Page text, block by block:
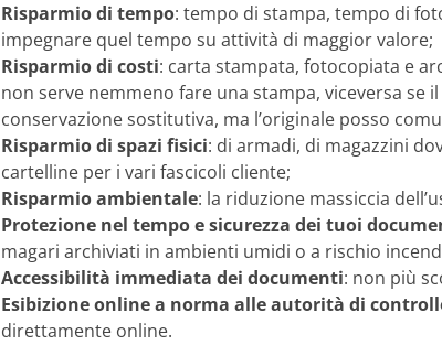
Risparmio di tempo: tempo di stampa, tempo di
impegnare quel tempo su attività di maggior valore;
Risparmio di costi: carta stampata, fotocopiata e
non serve nemmeno fare una stampa, viceversa
conservazione sostitutiva, ma l’originale posso
Risparmio di spazi fisici: di armadi, di magazzini
cartelline per i vari fascicoli cliente;
Risparmio ambientale: la riduzione massiccia
Protezione nel tempo e sicurezza dei tuoi
magari archiviati in ambienti umidi o a rischio
Accessibilità immediata dei documenti: non più
Esibizione online a norma alle autorità di
direttamente online.